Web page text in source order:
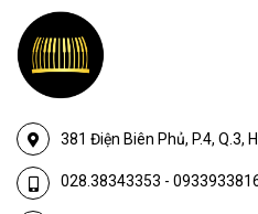
381 Điện Biên Phủ, P.4, Q.3,
028.38343353 -